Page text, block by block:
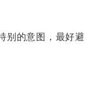
别的意图，最好避